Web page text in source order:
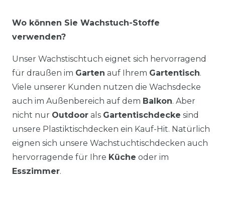
Wo können Sie Wachstuch-Stoffe
verwenden?
Unser Wachstischtuch eignet sich hervorragend
für draußen im Garten auf Ihrem Gartentisch.
Viele unserer Kunden nutzen die Wachsdecke
auch im Außenbereich auf dem Balkon. Aber
nicht nur Outdoor als Gartentischdecke sind
unsere Plastiktischdecken ein Kauf-Hit. Natürlich
eignen sich unsere Wachstuchtischdecken auch
hervorragende für Ihre Küche oder im
Esszimmer.